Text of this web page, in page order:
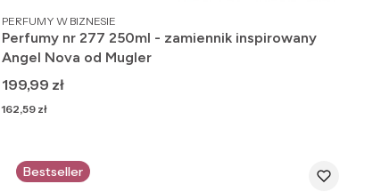
PRODUCENT
PERFUMY W BIZNESIE
Perfumy nr 277 250ml - zamiennik inspirowany
Angel Nova od Mugler
Cena
199,99 zł
Cena
162,59 zł
Bestseller